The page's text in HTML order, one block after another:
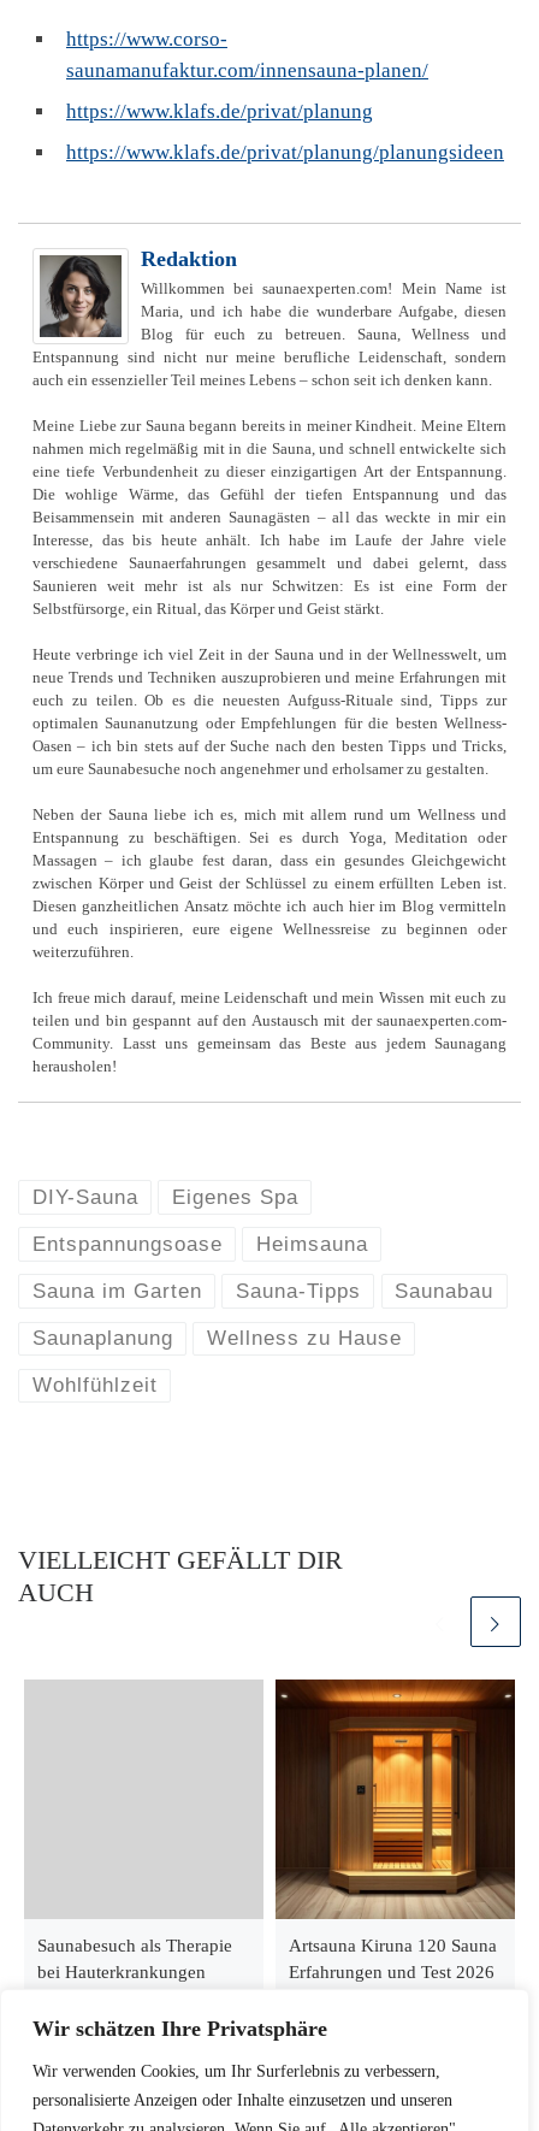
Wir schätzen Ihre Privatsphäre
Wir verwenden Cookies, um Ihr Surferlebnis zu verbessern,
personalisierte Anzeigen oder Inhalte einzusetzen und unseren
https://www.corso-
saunamanufaktur.com/innensauna-planen/
https://www.klafs.de/privat/planung
https://www.klafs.de/privat/planung/planungsideen
Redaktion
Willkommen bei saunaexperten.com! Mein Name ist
Maria, und ich habe die wunderbare Aufgabe, diesen
Blog für euch zu betreuen. Sauna, Wellness und
Entspannung sind nicht nur meine berufliche Leidenschaft, sondern
auch ein essenzieller Teil meines Lebens – schon seit ich denken kann.
Meine Liebe zur Sauna begann bereits in meiner Kindheit. Meine Eltern
nahmen mich regelmäßig mit in die Sauna, und schnell entwickelte sich
eine tiefe Verbundenheit zu dieser einzigartigen Art der Entspannung.
Die wohlige Wärme, das Gefühl der tiefen Entspannung und das
Beisammensein mit anderen Saunagästen – all das weckte in mir ein
Interesse, das bis heute anhält. Ich habe im Laufe der Jahre viele
verschiedene Saunaerfahrungen gesammelt und dabei gelernt, dass
Saunieren weit mehr ist als nur Schwitzen: Es ist eine Form der
Selbstfürsorge, ein Ritual, das Körper und Geist stärkt.
Heute verbringe ich viel Zeit in der Sauna und in der Wellnesswelt, um
neue Trends und Techniken auszuprobieren und meine Erfahrungen mit
euch zu teilen. Ob es die neuesten Aufguss-Rituale sind, Tipps zur
optimalen Saunanutzung oder Empfehlungen für die besten Wellness-
Oasen – ich bin stets auf der Suche nach den besten Tipps und Tricks,
um eure Saunabesuche noch angenehmer und erholsamer zu gestalten.
Neben der Sauna liebe ich es, mich mit allem rund um Wellness und
Entspannung zu beschäftigen. Sei es durch Yoga, Meditation oder
Massagen – ich glaube fest daran, dass ein gesundes Gleichgewicht
zwischen Körper und Geist der Schlüssel zu einem erfüllten Leben ist.
Diesen ganzheitlichen Ansatz möchte ich auch hier im Blog vermitteln
und euch inspirieren, eure eigene Wellnessreise zu beginnen oder
weiterzuführen.
Ich freue mich darauf, meine Leidenschaft und mein Wissen mit euch zu
teilen und bin gespannt auf den Austausch mit der saunaexperten.com-
Community. Lasst uns gemeinsam das Beste aus jedem Saunagang
herausholen!
DIY-Sauna Eigenes Spa
Entspannungsoase Heimsauna
Sauna im Garten Sauna-Tipps Saunabau
Saunaplanung Wellness zu Hause
Wohlfühlzeit
VIELLEICHT GEFÄLLT DIR
AUCH
Saunabesuch als Therapie
bei Hauterkrankungen
Artsauna Kiruna 120 Sauna
Erfahrungen und Test 2026